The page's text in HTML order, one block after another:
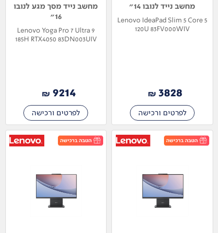
מחשב נייד לנובו 14"
Lenovo IdeaPad Slim 5 Core 5
120U 83FV000WIV
3828
₪
לפרטים ורכישה
מחשב נייד מסך מגע לנובו
16"
Lenovo Yoga Pro 7 Ultra 9
185H RTX4050 83DN003UIV
9214
₪
לפרטים ורכישה